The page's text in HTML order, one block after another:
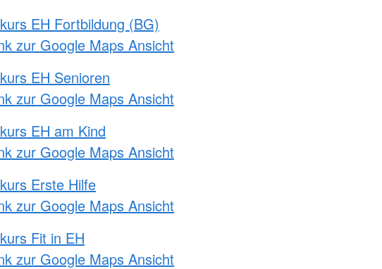
EH Fortbildung (BG)
zur Google Maps Ansicht
EH Senioren
zur Google Maps Ansicht
EH am Kind
zur Google Maps Ansicht
Erste Hilfe
zur Google Maps Ansicht
Fit in EH
zur Google Maps Ansicht